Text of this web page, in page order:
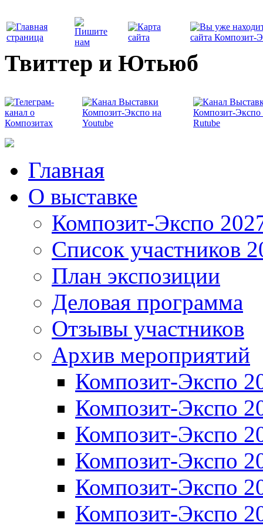
Твиттер и Ютьюб
Главная
О выставке
Композит-Экспо
Список участников
План экспозиции
Деловая программа
Отзывы участников
Архив мероприятий
Композит-Экспо
Композит-Экспо
Композит-Экспо
Композит-Экспо
Композит-Экспо
Композит-Экспо